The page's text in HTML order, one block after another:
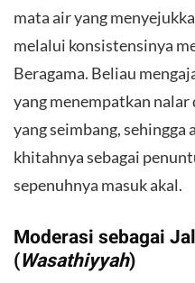
mata air yang
melalui konsistensinya
Beragama. Beliau
yang menempatkan
yang seimbang, sehingga
khitahnya sebagai
sepenuhnya masuk akal.
​Moderasi sebagai
(Wasathiyyah)